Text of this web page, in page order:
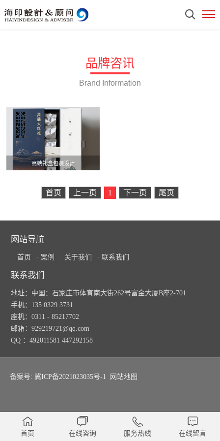
品牌咨讯
Brand Information
高端礼盒包装设计
首页 上一页 1 下一页 尾页
网站导航
· 首页 · 案例 · 关于我们 · 联系我们
联系我们
地址：中国：石家庄市体育南大街262号富金大厦B座2-701
手机：135 0329 3731
座机：0311 - 85217702
邮箱：929219721@qq.com
QQ ：492011581 447292158
备案号: 冀ICP备2021023035号-1 网站地图
首页 在线咨询 服务热线 在线留言